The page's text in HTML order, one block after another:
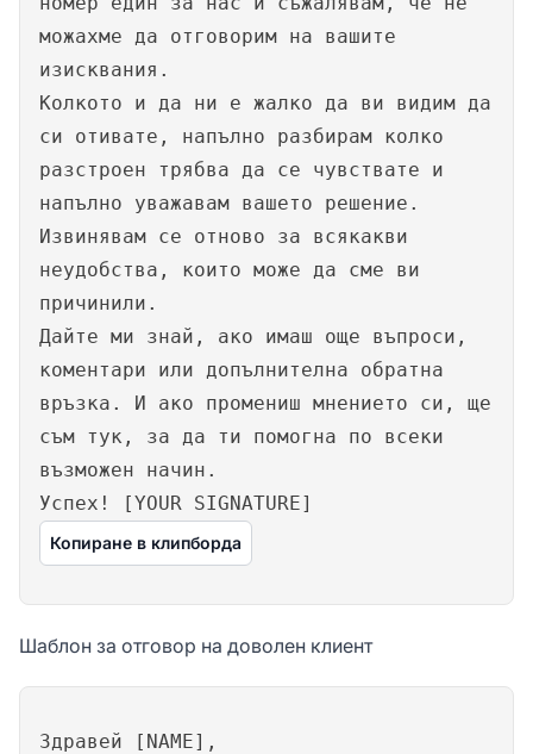
можахме да отговорим на вашите
изисквания.
Колкото и да ни е жалко да ви видим да
си отивате, напълно разбирам колко
разстроен трябва да се чувствате и
напълно уважавам вашето решение.
Извинявам се отново за всякакви
неудобства, които може да сме ви
причинили.
Дайте ми знай, ако имаш още въпроси,
коментари или допълнителна обратна
връзка. И ако промениш мнението си, ще
съм тук, за да ти помогна по всеки
възможен начин.
Успех! [YOUR SIGNATURE]
Копиране в клипборда
Шаблон за отговор на доволен клиент
Здравей [NAME],